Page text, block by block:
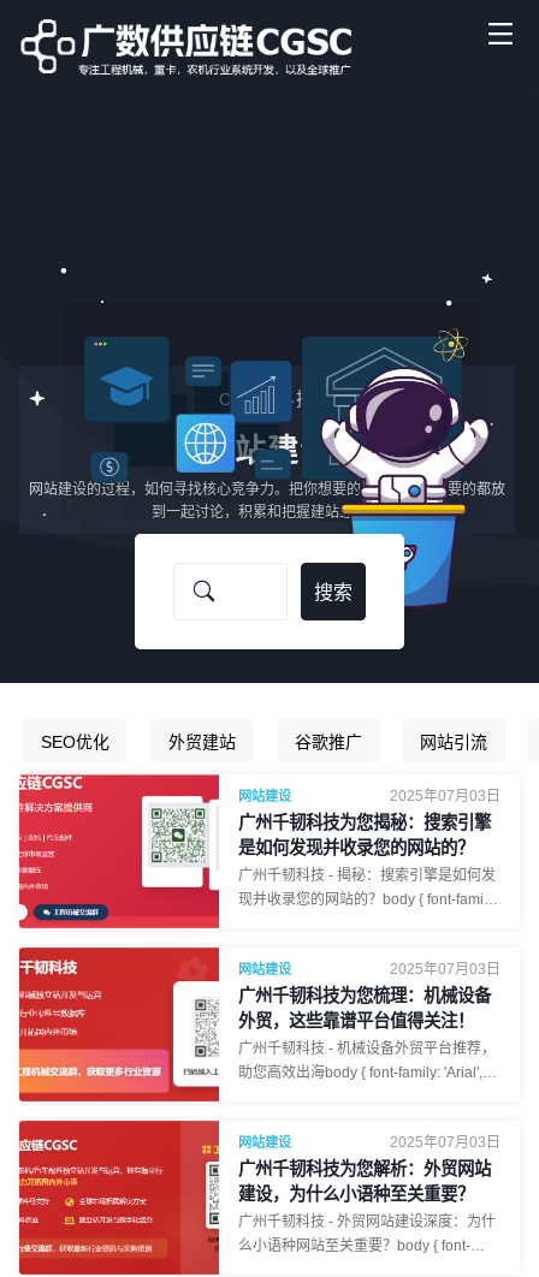
CGSC科技
网站建设
网站建设的过程，如何寻找核心竞争力。把你想要的和受众客户想要的都放
到一起讨论，积累和把握建站经验。
SEO优化 外贸建站 谷歌推广 网站引流
2025年07月03日
网站建设
广州千韧科技为您揭秘：搜索引擎
是如何发现并收录您的网站的？
广州千韧科技 - 揭秘：搜索引擎是如何发
现并收录您的网站的？body { font-family:
background-color: #f4f7f6; /* Light
background */ color: #333; } .container {
max-width: 1000px; margin: 0 auto;
background-color: #fff; padding: 30px;
border-radius: 8px; box-shadow: 0 2px
2025年07月03日
网站建设
广州千韧科技为您梳理：机械设备
外贸，这些靠谱平台值得关注！
广州千韧科技 - 机械设备外贸平台推荐，
助您高效出海body { font-family: 'Arial',
background-color: #f4f7f6; /* Light
background */ color: #333; } .container {
max-width: 1000px; margin: 0 auto;
background-color: #fff; padding: 30px;
border-radius: 8px; box-shadow: 0 2px
2025年07月03日
网站建设
广州千韧科技为您解析：外贸网站
建设，为什么小语种至关重要？
广州千韧科技 - 外贸网站建设深度：为什
么小语种网站至关重要？body { font-